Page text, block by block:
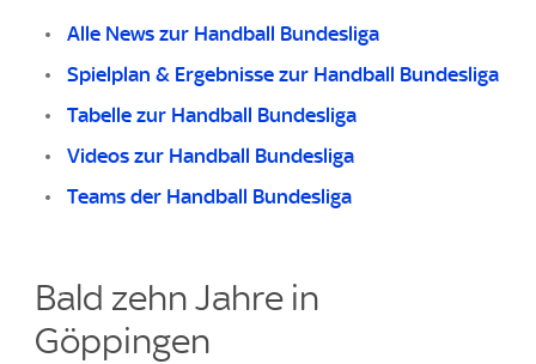
Alle News zur Handball Bundesliga
Spielplan & Ergebnisse zur Handball Bundesliga
Tabelle zur Handball Bundesliga
Videos zur Handball Bundesliga
Teams der Handball Bundesliga
Bald zehn Jahre in
Göppingen